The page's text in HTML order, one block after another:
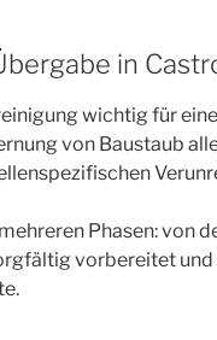
in
wichtig für
von Baustaub
Phasen: von
vorbereitet